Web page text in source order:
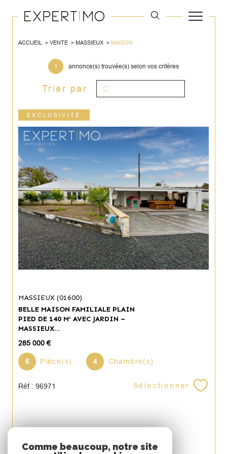
ACCUEIL VENTE MASSIEUX MAISON
1 annonce(s) trouvée(s) selon vos critères
Trier par
EXCLUSIVITÉ
MASSIEUX (01600)
BELLE MAISON FAMILIALE PLAIN
PIED DE 140 M² AVEC JARDIN –
MASSIEUX...
285 000 €
6 Pièce(s) 4 Chambre(s)
Réf : 96971 Sélectionner
Espace
Comme beaucoup, notre site